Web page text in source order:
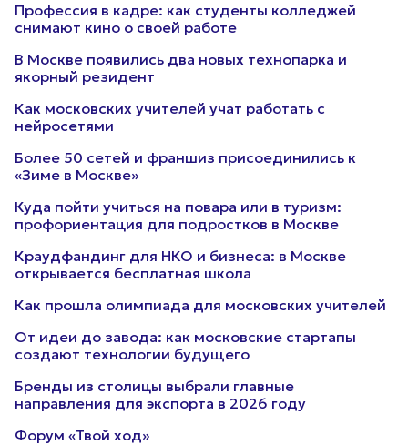
Профессия в кадре: как студенты колледжей
снимают кино о своей работе
В Москве появились два новых технопарка и
якорный резидент
Как московских учителей учат работать с
нейросетями
Более 50 сетей и франшиз присоединились к
«Зиме в Москве»
Куда пойти учиться на повара или в туризм:
профориентация для подростков в Москве
Краудфандинг для НКО и бизнеса: в Москве
открывается бесплатная школа
Как прошла олимпиада для московских учителей
От идеи до завода: как московские стартапы
создают технологии будущего
Бренды из столицы выбрали главные
направления для экспорта в 2026 году
Форум «Твой ход»